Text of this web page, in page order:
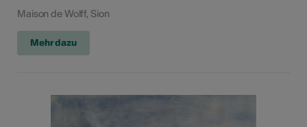
Maison de Wolff, Sion
Mehr dazu